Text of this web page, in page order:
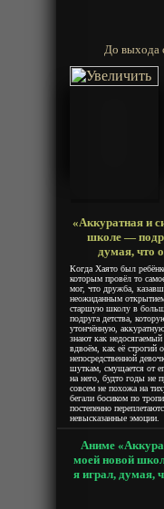
До выхода
«Аккуратная и
школе —
думая, что
Когда Хаято был
которым провёл то
мог, что дружба,
неожиданным
старшую школу в
подруга детства,
утончённую,
знают как
вдвоём, как её строгий
непосредственной
шуткам, смущается от
на него, будто годы не
совсем не похожа на
бегали босиком по
постепенно
невысказанные эмоции.
Аниме
моей новой
я играл, думая,